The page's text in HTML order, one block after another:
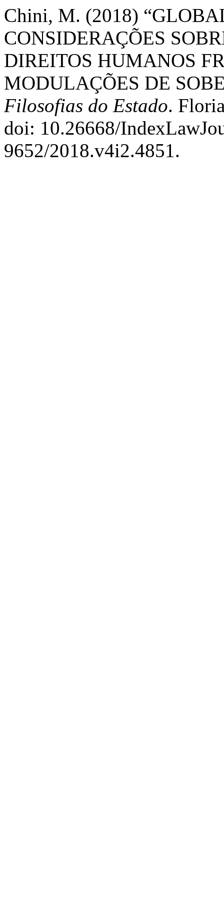
Chini, M. (2018)
CONSIDERAÇÕES
DIREITOS HUMANOS
MODULAÇÕES DE
Filosofias do Estado.
doi: 10.26668/
9652/2018.v4i2.4851.